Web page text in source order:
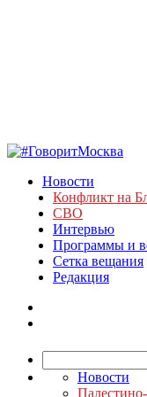
Новости
Конфликт на
СВО
Интервью
Программы и
Сетка вещания
Редакция
Новости